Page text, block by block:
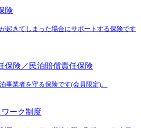
険
起きてしまった場合にサポートする保険です
保険／民泊賠償責任保険
事業者を守る保険です(会員限定)。
ーク制度